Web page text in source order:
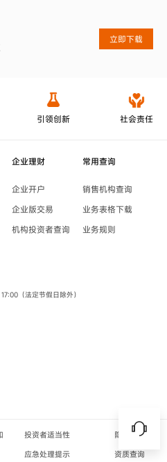
立即下载
引领创新 社会责任
企业理财
企业开户
企业版交易
机构投资者查询
常用查询
销售机构查询
业务表格下载
业务规则
（法定节假日除外）
投资者适当性
隐私政策
应急处理提示 资质查询